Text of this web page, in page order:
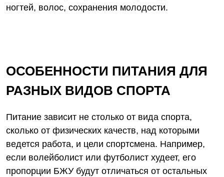
ногтей, волос, сохранения молодости.
ОСОБЕННОСТИ ПИТАНИЯ ДЛЯ
РАЗНЫХ ВИДОВ СПОРТА
Питание зависит не столько от вида спорта,
сколько от физических качеств, над которыми
ведется работа, и цели спортсмена. Например,
если волейболист или футболист худеет, его
пропорции БЖУ будут отличаться от остальных